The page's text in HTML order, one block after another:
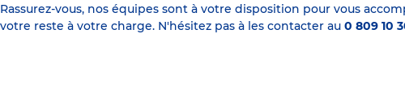
Rassurez-vous, nos équipes sont à votre disposition pour vous
votre reste à votre charge. N'hésitez pas à les contacter au 0 809 10